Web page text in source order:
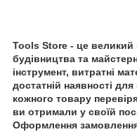
Tools Store - це великий
будівництва та
інструмент, витратні
достатній наявності
кожного товару
ви отримали у своїй
Оформлення